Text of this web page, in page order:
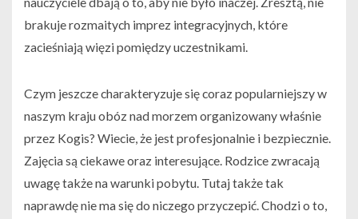
brakuje rozmaitych imprez integracyjnych, które
zacieśniają więzi pomiędzy uczestnikami.
Czym jeszcze charakteryzuje się coraz popularniejszy w
naszym kraju obóz nad morzem organizowany właśnie
przez Kogis? Wiecie, że jest profesjonalnie i bezpiecznie.
Zajęcia są ciekawe oraz interesujące. Rodzice zwracają
uwagę także na warunki pobytu. Tutaj także tak
naprawdę nie ma się do niczego przyczepić. Chodzi o to,